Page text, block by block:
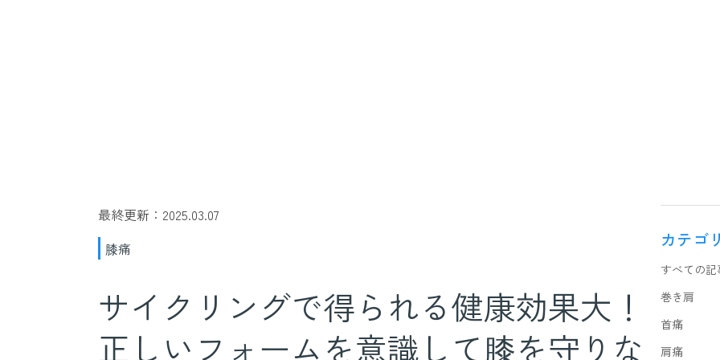
最終更新：2025.03.07
膝痛
サイクリングで得られる健康効果大！
正しいフォームを意識して膝を守りな
カテゴ
すべての記
巻き肩
首痛
肩痛